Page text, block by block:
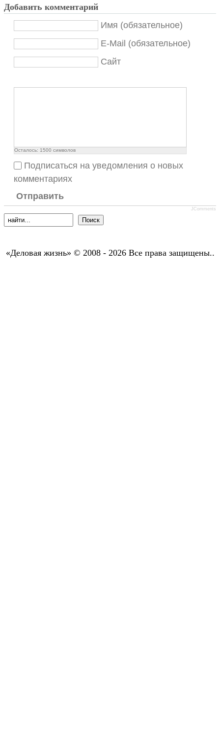
Добавить комментарий
Имя (обязательное)
E-Mail (обязательное)
Сайт
Осталось: 1500 символов
Подписаться на уведомления о новых
комментариях
Отправить
JComments
«Деловая жизнь» © 2008 - 2026 Все права защищены..